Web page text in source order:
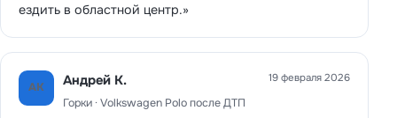
ездить в областной центр.»
АК Андрей К.
Горки · Volkswagen Polo после ДТП
19 февраля 2026